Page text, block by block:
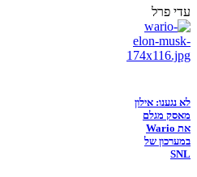
עדי פרל
לא נגענו: אילון
מאסק מגלם
את Wario
במערכון של
SNL